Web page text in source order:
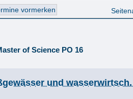
of Science PO 16
und